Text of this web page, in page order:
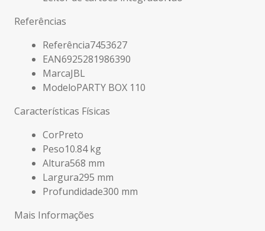
Referências
Referência7453627
EAN6925281986390
MarcaJBL
ModeloPARTY BOX 110
Características Físicas
CorPreto
Peso10.84 kg
Altura568 mm
Largura295 mm
Profundidade300 mm
Mais Informações